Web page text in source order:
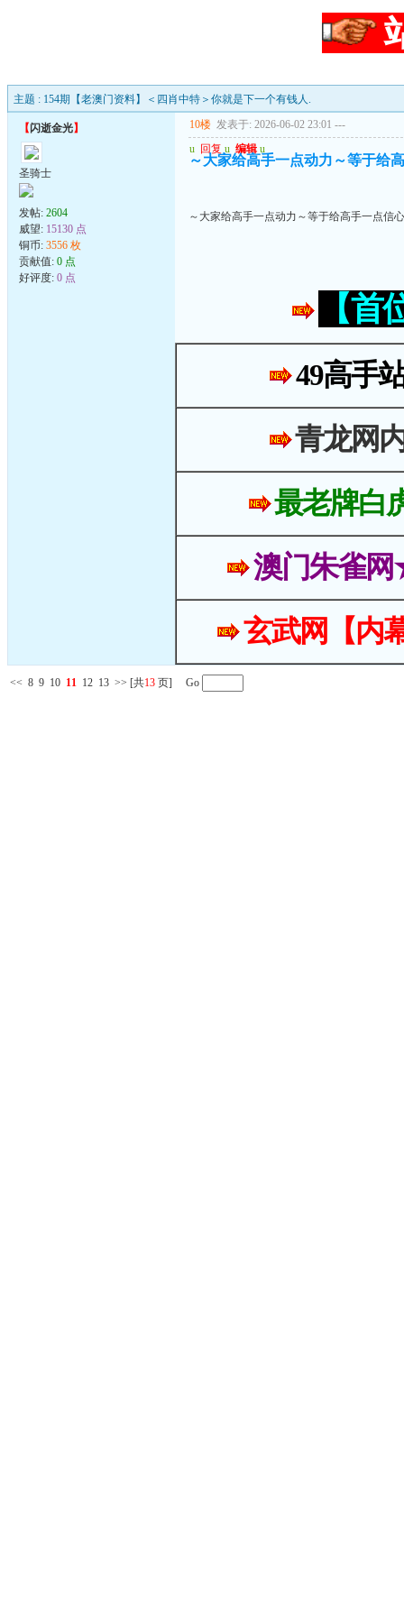
主题 : 154期【老澳门资料】＜四肖中特＞你就是下一个有钱人.
【闪逝金光】
圣骑士
发帖: 2604
威望: 15130 点
铜币: 3556 枚
贡献值: 0 点
好评度: 0 点
10楼 发表于: 2026-06-02 23:01 ---
u 回复 u 编辑 u
～大家给高手一点动力～等于给
～大家给高手一点动力～等于给高手一点信
【
49高手
青龙网
最老牌白
澳门朱雀
玄武网【内
<< 8 9 10 11 12 13 >> [共13 页] Go